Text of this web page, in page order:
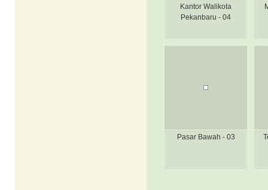
Kantor Walikota
Pekanbaru - 04
Pasar Bawah - 03